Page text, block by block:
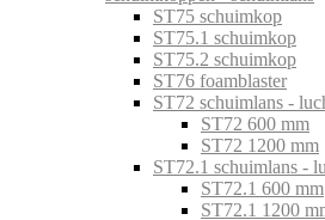
ST75 schuimkop
ST75.1 schuimkop
ST75.2 schuimkop
ST76 foamblaster
ST72 schuimlans -
ST72 600 mm
ST72 1200 mm
ST72.1 schuimlans -
ST72.1 600 mm
ST72.1 1200